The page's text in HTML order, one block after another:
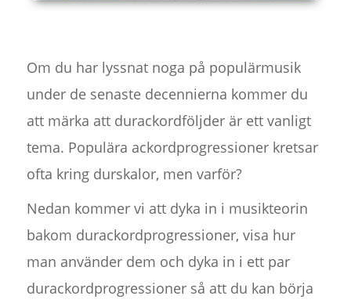
Om du har lyssnat noga på populärmusik
under de senaste decennierna kommer du
att märka att durackordföljder är ett vanligt
tema. Populära ackordprogressioner kretsar
ofta kring durskalor, men varför?
Nedan kommer vi att dyka in i musikteorin
bakom durackordprogressioner, visa hur
man använder dem och dyka in i ett par
durackordprogressioner så att du kan börja